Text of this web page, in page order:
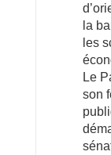
la
les
Le
son